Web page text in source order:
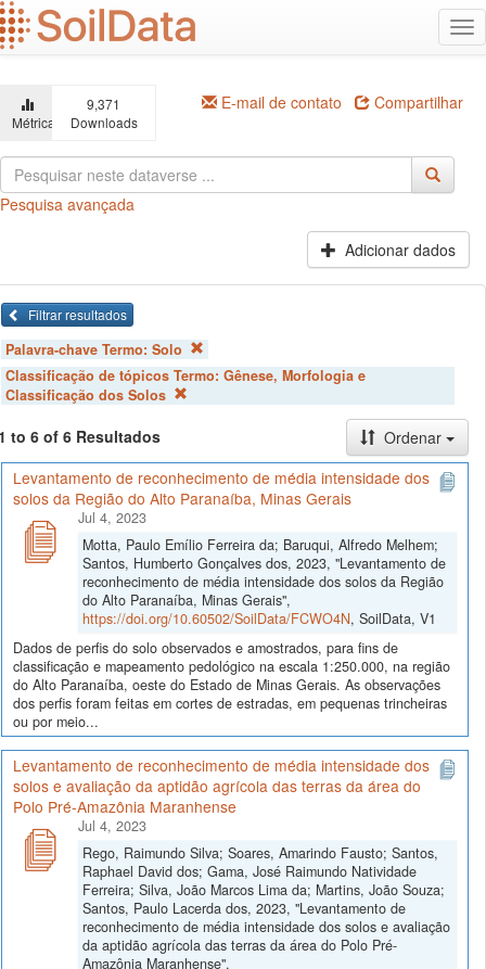
Ir
para
o
principal
Métricas
9,371
Downloads
E-mail de contato Compartilhar
Pesquisa avançada
Adicionar dados
Filtrar resultados
Palavra-chave Termo: Solo
Classificação de tópicos Termo: Gênese, Morfologia e
Classificação dos Solos
to 6 of 6 Resultados
Ordenar
Levantamento de reconhecimento de média intensidade dos
solos da Região do Alto Paranaíba, Minas Gerais
Jul 4, 2023
Motta, Paulo Emílio Ferreira da; Baruqui, Alfredo Melhem;
Santos, Humberto Gonçalves dos, 2023, "Levantamento de
reconhecimento de média intensidade dos solos da Região
do Alto Paranaíba, Minas Gerais",
https://doi.org/10.60502/SoilData/FCWO4N, SoilData, V1
Dados de perfis do solo observados e amostrados, para fins de
classificação e mapeamento pedológico na escala 1:250.000, na região
do Alto Paranaíba, oeste do Estado de Minas Gerais. As observações
dos perfis foram feitas em cortes de estradas, em pequenas trincheiras
ou por meio...
Levantamento de reconhecimento de média intensidade dos
solos e avaliação da aptidão agrícola das terras da área do
Polo Pré-Amazônia Maranhense
Jul 4, 2023
Rego, Raimundo Silva; Soares, Amarindo Fausto; Santos,
Raphael David dos; Gama, José Raimundo Natividade
Ferreira; Silva, João Marcos Lima da; Martins, João Souza;
Santos, Paulo Lacerda dos, 2023, "Levantamento de
reconhecimento de média intensidade dos solos e avaliação
da aptidão agrícola das terras da área do Polo Pré-
Amazônia Maranhense",